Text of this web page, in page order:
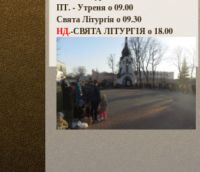
ПТ. - Утреня о 09.00
Свята Літургія о 09.30
НД.-СВЯТА ЛІТУРГІЯ о 18.00